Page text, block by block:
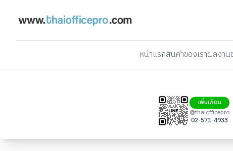
หน้าแรกสินค้าของเราผลงาน
เพิ่มเพื่อน
@thaiofficepro
02-571-4933